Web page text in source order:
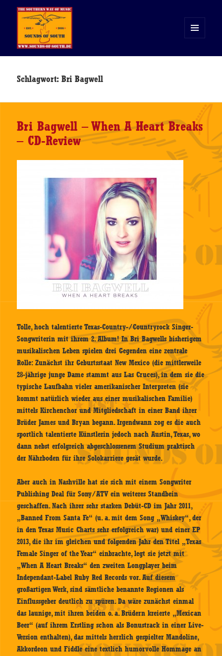
WIDGETS
Schlagwort:Bri Bagwell
Bri Bagwell – When A Heart Breaks
– CD-Review
Tolle, hoch talentierte Texas-Country-/Countryrock Singer-
Songwriterin mit ihrem 2. Album! In Bri Bagwells bisherigem
musikalischen Leben spielen drei Gegenden eine zentrale
Rolle: Zunächst ihr Geburtsstaat New Mexico (die mittlerweile
28-jährige junge Dame stammt aus Las Cruces), in dem sie die
typische Laufbahn vieler amerikanischer Interpreten (sie
kommt natürlich wieder aus einer musikalischen Familie)
mittels Kirchenchor und Mitgliedschaft in einer Band ihrer
Brüder James und Bryan begann. Irgendwann zog es die auch
sportlich talentierte Künstlerin jedoch nach Austin, Texas, wo
dann nebst erfolgreich abgeschlossenem Studium praktisch
der Nährboden für ihre Solokarriere gesät wurde.
Aber auch in Nashville hat sie sich mit einem Songwriter
Publishing Deal für Sony/ATV ein weiteres Standbein
geschaffen. Nach ihrer sehr starken Debüt-CD im Jahr 2011,
„Banned From Santa Fe“ (u. a. mit dem Song „Whiskey“, der
in den Texas Music Charts sehr erfolgreich war) und einer EP
2013, die ihr im gleichen und folgenden Jahr den Titel „Texas
Female Singer of the Year“ einbrachte, legt sie jetzt mit
„When A Heart Breaks“ den zweiten Longplayer beim
Independant-Label Ruby Red Records vor. Auf diesem
großartigen Werk, sind sämtliche benannte Regionen als
Einflussgeber deutlich zu spüren. Da wäre zunächst einmal
das launige, mit ihren beiden o. a. Brüdern kreierte „Mexican
Beer“ (auf ihrem Erstling schon als Bonustrack in einer Live-
Version enthalten), das mittels herrlich gespielter Mandoline,
Akkordeon und Fiddle eine textlich humorvolle Hommage an